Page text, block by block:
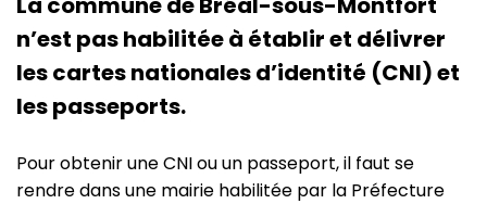
n’est pas habilitée à établir et délivrer
les cartes nationales d’identité (CNI) et
les passeports.
Pour obtenir une CNI ou un passeport, il faut se
rendre dans une mairie habilitée par la Préfecture